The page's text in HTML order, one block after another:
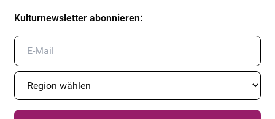
Kulturnewsletter abonnieren: